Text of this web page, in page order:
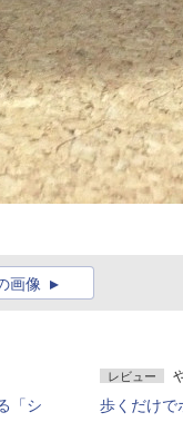
画像
「シ
レビュー
歩くだけで